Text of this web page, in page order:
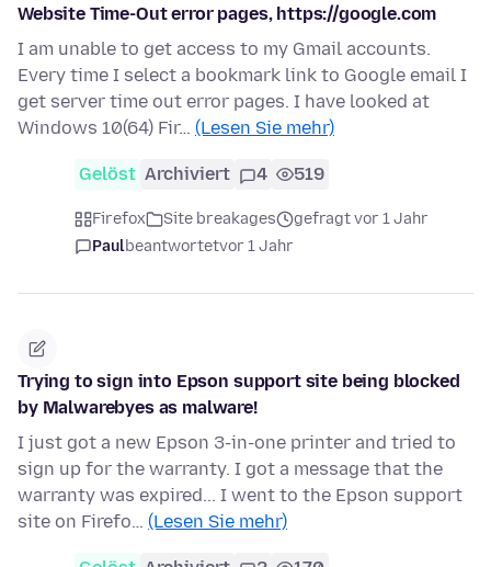
Website Time-Out error pages, https://google.com
I am unable to get access to my Gmail accounts.
Every time I select a bookmark link to Google email I
get server time out error pages. I have looked at
Windows 10(64) Fir… (Lesen Sie mehr)
Gelöst Archiviert 4 519
Firefox Site breakages
gefragt vor 1 Jahr
Paulbeantwortetvor 1 Jahr
Trying to sign into Epson support site being blocked
by Malwarebyes as malware!
I just got a new Epson 3-in-one printer and tried to
sign up for the warranty. I got a message that the
warranty was expired... I went to the Epson support
site on Firefo… (Lesen Sie mehr)